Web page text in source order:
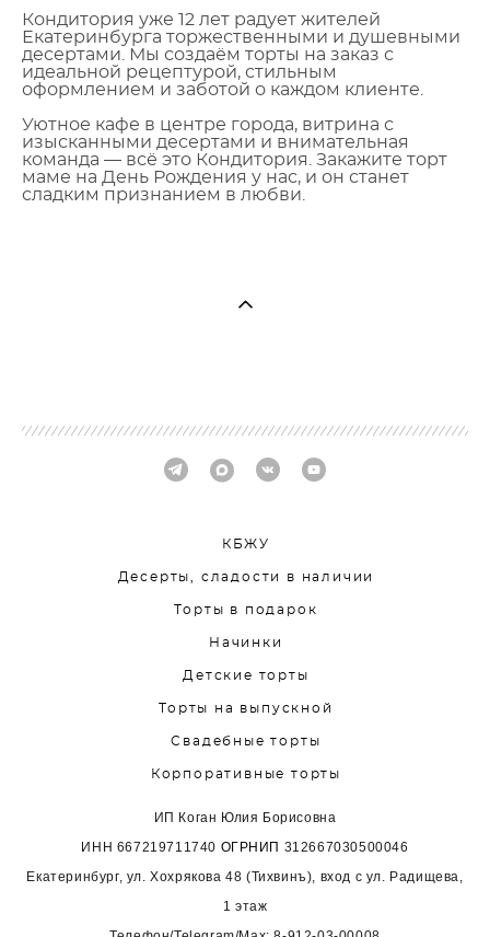
Кондитория уже 12 лет радует жителей
Екатеринбурга торжественными и душевными
десертами. Мы создаём торты на заказ с
идеальной рецептурой, стильным
оформлением и заботой о каждом клиенте.
Уютное кафе в центре города, витрина с
изысканными десертами и внимательная
команда — всё это Кондитория. Закажите торт
маме на День Рождения у нас, и он станет
сладким признанием в любви.
КБЖУ
Десерты, сладости в наличии
Торты в подарок
Начинки
Детские торты
Торты на выпускной
Свадебные торты
Корпоративные торты
ИП Коган Юлия Борисовна
ИНН 667219711740 ОГРНИП 312667030500046
Екатеринбург, ул. Хохрякова 48 (Тихвинъ), вход с ул. Радищева,
1 этаж